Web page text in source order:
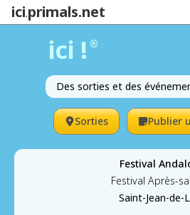
ici.primals.net
ici ! ®
Des sorties et des
Sorties Publier
Festival
Festival Après-
Saint-Jean-de-